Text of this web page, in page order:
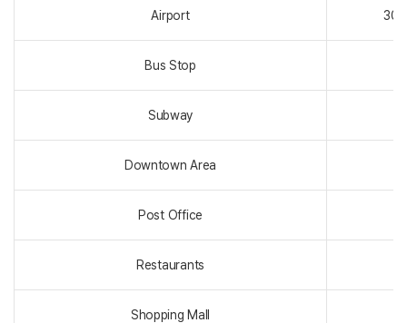
Airport 30
Bus Stop
Subway
Downtown Area
Post Office
Restaurants
Shopping Mall